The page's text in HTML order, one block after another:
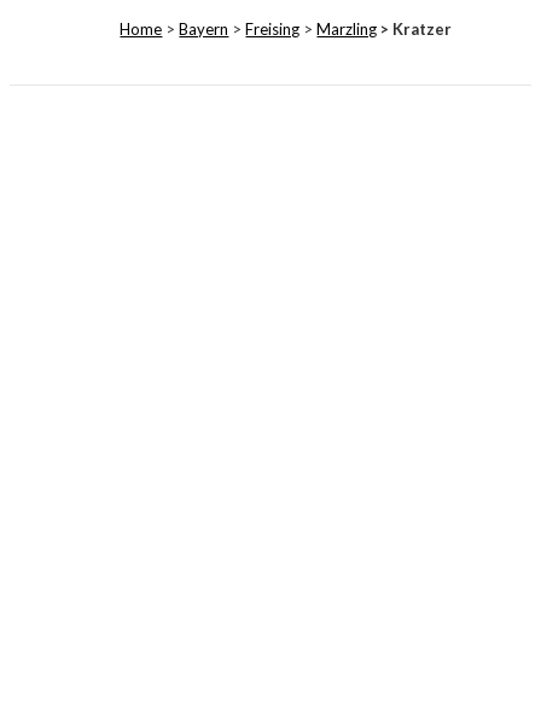
Home >Bayern >Freising >Marzling > Kratzer